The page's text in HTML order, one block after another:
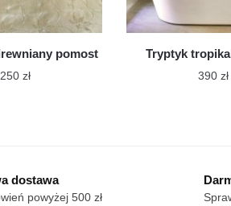
pomost
250 zł
wariantów.
Tryptyk
390 zł
dostawa
powyżej 500 zł